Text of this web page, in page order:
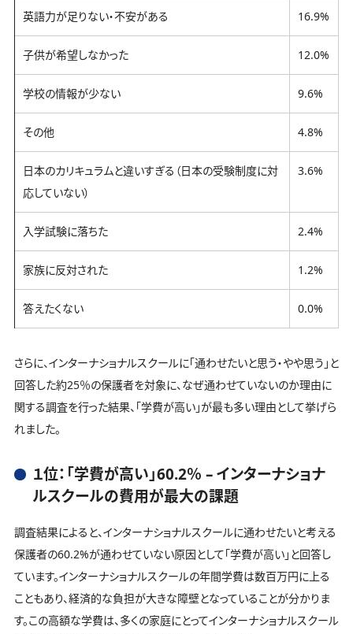
英語力が足りない・不安がある 16.9%
子供が希望しなかった 12.0%
学校の情報が少ない 9.6%
その他 4.8%
日本のカリキュラムと違いすぎる（日本の受験制度に対
応していない）
3.6%
入学試験に落ちた 2.4%
家族に反対された 1.2%
答えたくない 0.0%
さらに、インターナショナルスクールに「通わせたいと思う・やや思う」と
回答した約25％の保護者を対象に、なぜ通わせていないのか理由に
関する調査を行った結果、「学費が高い」が最も多い理由として挙げら
れました。
１位：「学費が高い」60.2％ – インターナショナ
ルスクールの費用が最大の課題
調査結果によると、インターナショナルスクールに通わせたいと考える
保護者の60.2%が通わせていない原因として「学費が高い」と回答し
ています。インターナショナルスクールの年間学費は数百万円に上る
こともあり、経済的な負担が大きな障壁となっていることが分かりま
す。この高額な学費は、多くの家庭にとってインターナショナルスクール